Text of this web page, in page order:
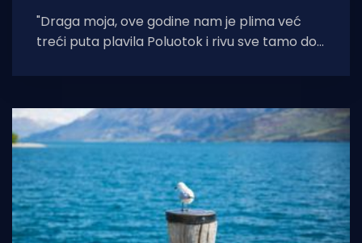
"Draga moja, ove godine nam je plima već
treći puta plavila Poluotok i rivu sve tamo do